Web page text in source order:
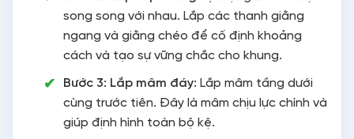
song song với nhau. Lắp các thanh giằng
ngang và giằng chéo để cố định khoảng
cách và tạo sự vững chắc cho khung.
Bước 3: Lắp mâm đáy: Lắp mâm tầng dưới
cùng trước tiên. Đây là mâm chịu lực chính và
giúp định hình toàn bộ kệ.